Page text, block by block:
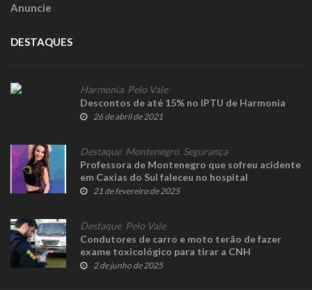
Anuncie
DESTAQUES
Harmonia, Pelo Vale
Descontos de até 15% no IPTU de Harmonia
26 de abril de 2021
Destaque, Montenegro Segurança
Professora de Montenegro que sofreu acidente
em Caxias do Sul faleceu no hospital
21 de fevereiro de 2025
Destaque, Pelo Vale
Condutores de carro e moto terão de fazer
exame toxicológico para tirar a CNH
2 de junho de 2025